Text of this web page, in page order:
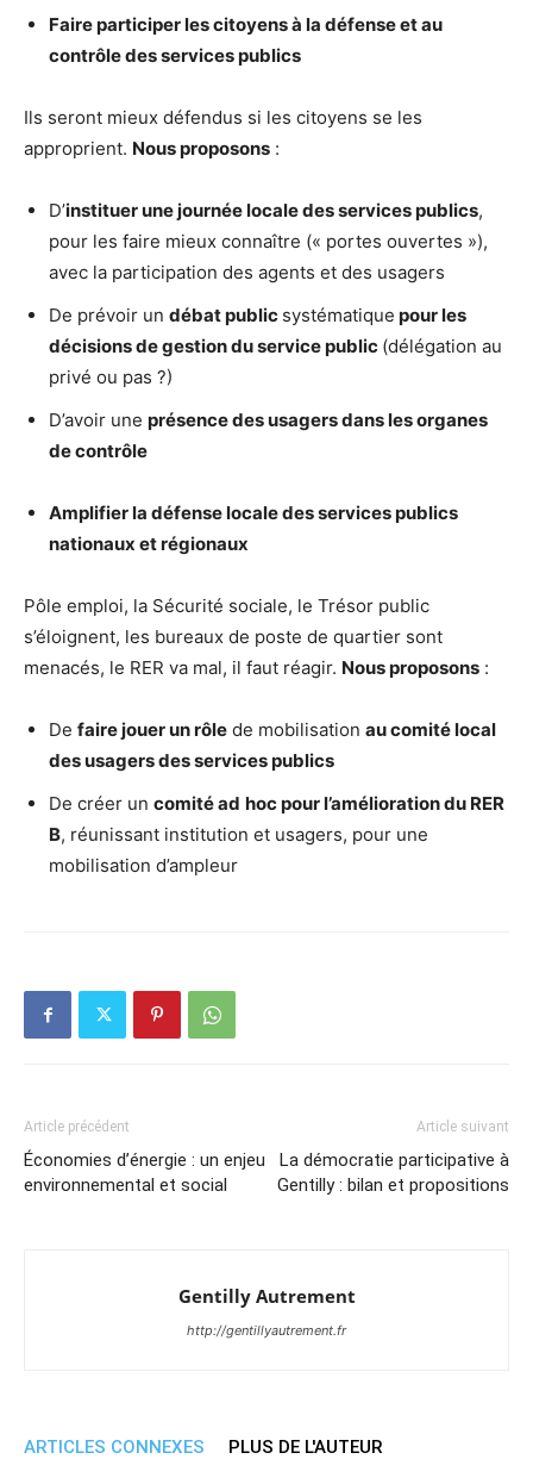
Faire participer les citoyens à la défense et au
contrôle des services publics
Ils seront mieux défendus si les citoyens se les
approprient. Nous proposons :
D’instituer une journée locale des services publics,
pour les faire mieux connaître (« portes ouvertes »),
avec la participation des agents et des usagers
De prévoir un débat public systématique pour les
décisions de gestion du service public (délégation au
privé ou pas ?)
D’avoir une présence des usagers dans les organes
de contrôle
Amplifier la défense locale des services publics
nationaux et régionaux
Pôle emploi, la Sécurité sociale, le Trésor public
s’éloignent, les bureaux de poste de quartier sont
menacés, le RER va mal, il faut réagir. Nous proposons :
De faire jouer un rôle de mobilisation au comité local
des usagers des services publics
De créer un comité ad hoc pour l’amélioration du RER
B, réunissant institution et usagers, pour une
mobilisation d’ampleur
Article précédent
Économies d’énergie : un enjeu
environnemental et social
Article suivant
La démocratie participative à
Gentilly : bilan et propositions
Gentilly Autrement
http://gentillyautrement.fr
ARTICLES CONNEXES PLUS DE L'AUTEUR